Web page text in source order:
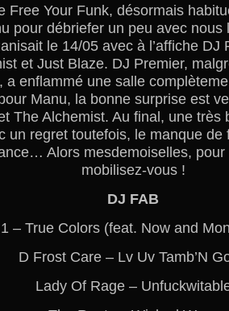
Free Your Funk, désormais
pour débriefer un peu avec nous
le 14/05 avec à l’affiche DJ
et Just Blaze. DJ Premier,
a enflammé une salle
Manu, la bonne surprise est
The Alchemist. Au final, une très
un regret toutefois, le manque de
Alors mesdemoiselles,
mobilisez-vous !
DJ FAB
– True Colors (feat. Now and
D Frost Care – Lv Uv Tamb’N
Lady Of Rage –